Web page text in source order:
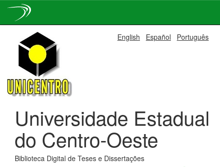
navigation
English Español Português
Universidade Estadual
do Centro-Oeste
Biblioteca Digital de Teses e Dissertações